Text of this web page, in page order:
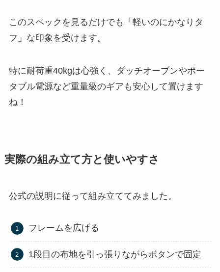
このスペックを見るだけでも「軽いのにかなりタ
フ」な印象を受けます。
特に耐荷重40kgは心強く、ダッチオーブンやポー
タブル電源など重量級のギアも安心して置けます
ね！
実際の組み立て方と使いやすさ
公式の説明に従って組み立ててみました。
フレームを広げる
1段目の布地を引っ張りながらボタンで固定